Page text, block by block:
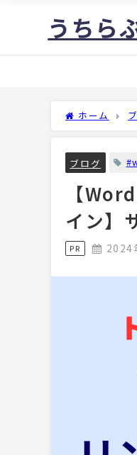
うちら
ホーム
ブログ
【
イン】
PR 2024